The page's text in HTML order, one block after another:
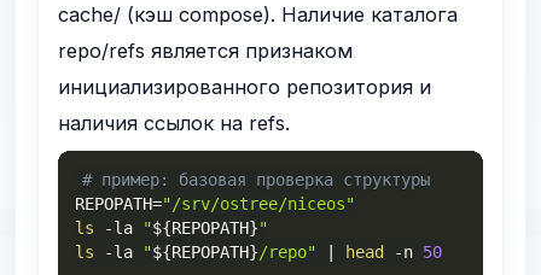
cache/ (кэш compose). Наличие каталога
repo/refs является признаком
инициализированного репозитория и
наличия ссылок на refs.
# пример: базовая проверка структуры
REPOPATH="/srv/ostree/niceos"
ls
-la "${REPOPATH}"
ls
-la "${REPOPATH}/repo" | head -n 50